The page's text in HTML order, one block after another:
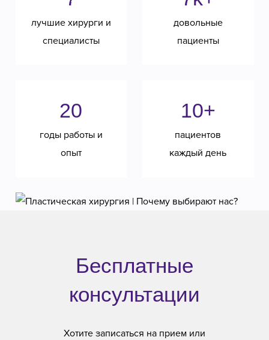
лучшие хирурги и
специалисты
довольные
пациенты
20
годы работы и
опыт
10+
пациентов
каждый день
Бесплатные
консультации
Хотите записаться на прием или